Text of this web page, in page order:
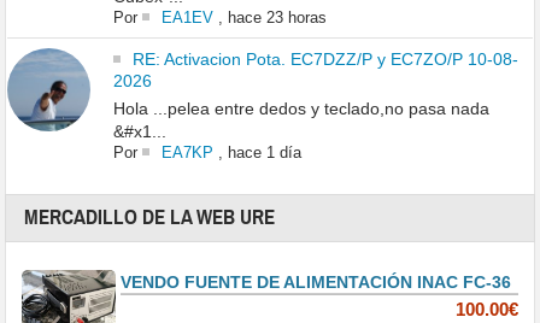
Por EA1EV, hace 23 horas
RE: Activacion Pota. EC7DZZ/P y EC7ZO/P 10-08-
2026
Hola ...pelea entre dedos y teclado,no pasa nada
&#x1...
Por EA7KP hace 1 día
MERCADILLO DE LA WEB URE
VENDO FUENTE DE ALIMENTACIÓN INAC FC-36
100.00€